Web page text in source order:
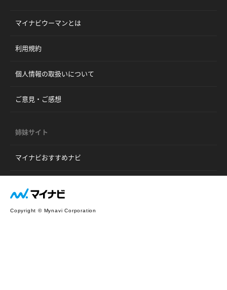
マイナビウーマンとは
利用規約
個人情報の取扱いについて
ご意見・ご感想
姉妹サイト
マイナビおすすめナビ
Copyright © Mynavi Corporation